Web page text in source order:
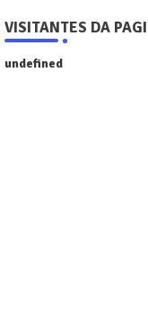
VISITANTES DA
undefned